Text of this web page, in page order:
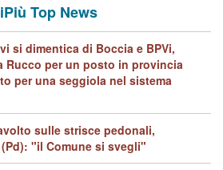
Top News
si dimentica di Boccia e BPVi,
Rucco per un posto in provincia
per una seggiola nel sistema
sulle strisce pedonali,
"il Comune si svegli"